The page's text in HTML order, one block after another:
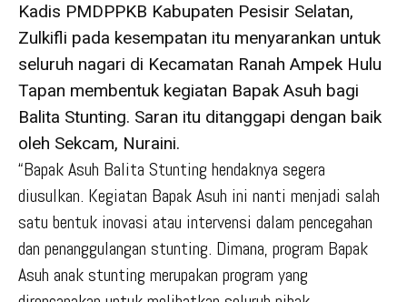
Kadis PMDPPKB Kabupaten Pesisir Selatan,
Zulkifli pada kesempatan itu menyarankan untuk
seluruh nagari di Kecamatan Ranah Ampek Hulu
Tapan membentuk kegiatan Bapak Asuh bagi
Balita Stunting. Saran itu ditanggapi dengan baik
oleh Sekcam, Nuraini.
“Bapak Asuh Balita Stunting hendaknya segera
diusulkan. Kegiatan Bapak Asuh ini nanti menjadi salah
satu bentuk inovasi atau intervensi dalam pencegahan
dan penanggulangan stunting. Dimana, program Bapak
Asuh anak stunting merupakan program yang